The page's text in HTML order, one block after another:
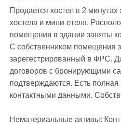
Продается хостел в 2
хостела и мини-отеля.
помещения в здании заняты
С собственником помещения
зарегестрированный в ФРС.
договоров с бронирующими
подтверждаются. Есть
контактными данными.
Нематериальные активы: